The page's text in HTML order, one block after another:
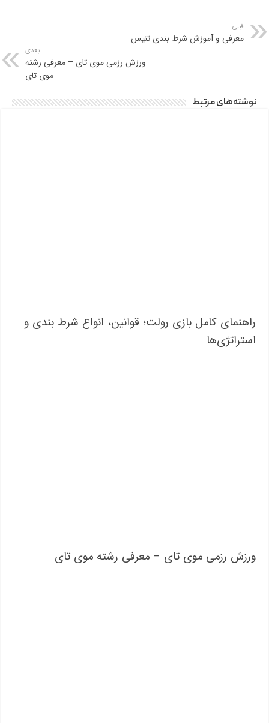
قبلی
معرفی و آموزش شرط بندی تنیس
بعدی
ورزش رزمی موی تای – معرفی رشته
موی تای
نوشته‌های مرتبط
راهنمای کامل بازی رولت؛ قوانین، انواع شرط بندی و
استراتژی‌ها
ورزش رزمی موی تای – معرفی رشته موی تای